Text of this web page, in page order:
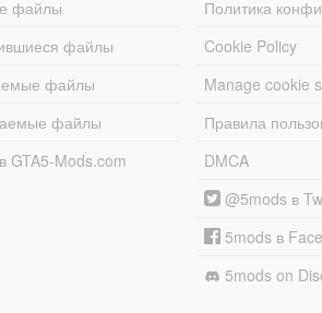
файлы
файлы
файлы
файлы
GTA5-Mods.com
Политика
Cookie Policy
Manage cookie
Правила
DMCA
@5mods в
5mods в
5mods on